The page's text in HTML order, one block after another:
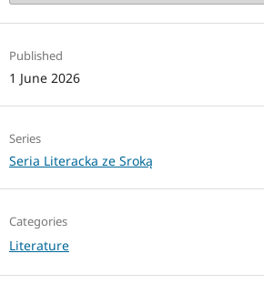
Published
1 June 2026
Series
Seria Literacka ze Sroką
Categories
Literature